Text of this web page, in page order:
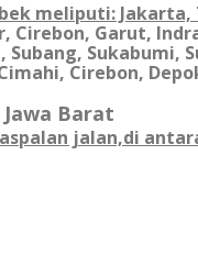
meliputi:
Cirebon, Garut,
Sukabumi,
Cirebon,
Barat
jalan,di